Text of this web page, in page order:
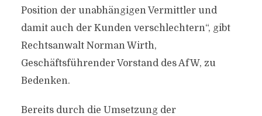
Position der unabhängigen Vermittler und
damit auch der Kunden verschlechtern“, gibt
Rechtsanwalt Norman Wirth,
Geschäftsführender Vorstand des AfW, zu
Bedenken.
Bereits durch die Umsetzung der